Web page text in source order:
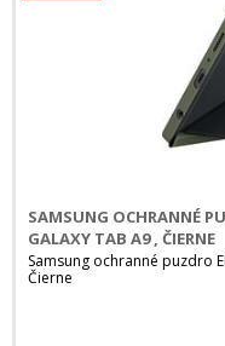
SAMSUNG OCHRANNÉ
GALAXY TAB A9 , ČIERNE
Samsung ochranné puzdro
Čierne